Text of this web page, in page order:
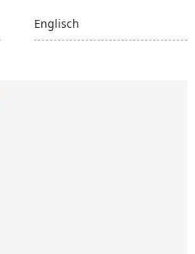
Englisch